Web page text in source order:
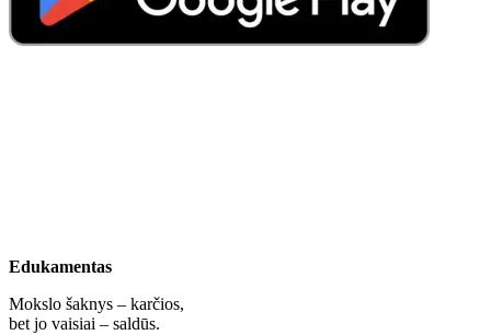
Edukamentas
Mokslo šaknys – karčios,
bet jo vaisiai – saldūs.